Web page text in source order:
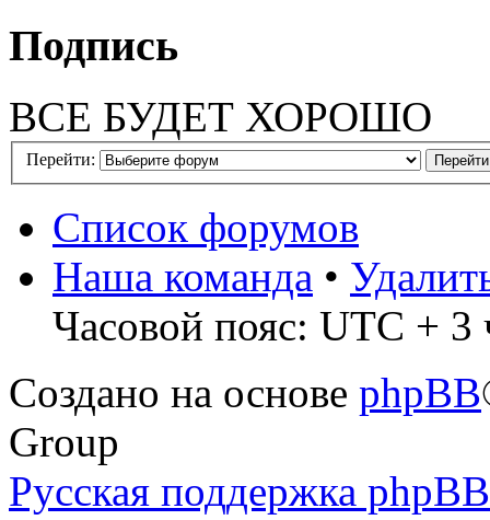
Подпись
ВСЕ БУДЕТ ХОРОШО
Перейти:
Список форумов
Наша команда •
Часовой пояс: UTC + 3
Создано на основе phpBB
Group
Русская поддержка phpBB